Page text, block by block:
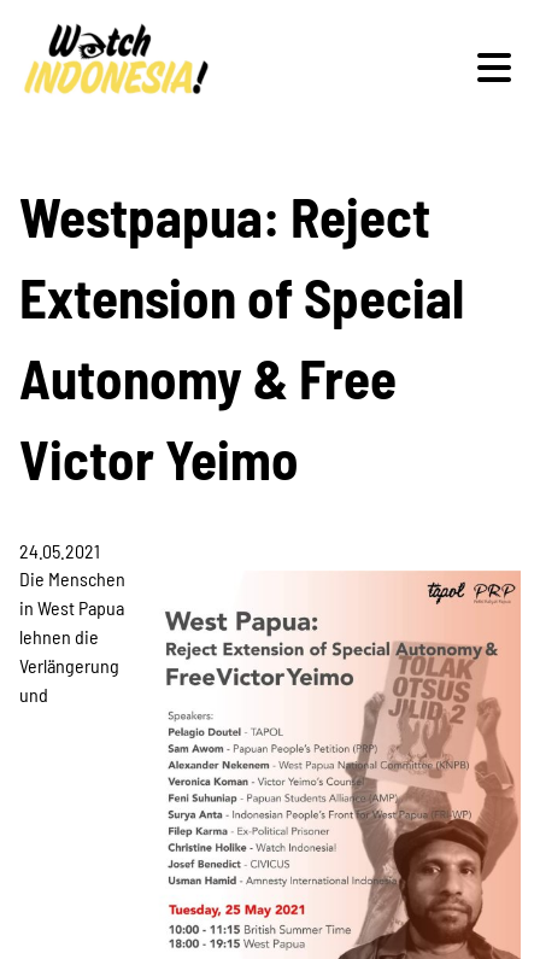
Schwerpunkte
Veranstaltungen
Publikationen
Projekte
Kampagne
Stellenangebote
Werde Mitglied
Westpapua: Reject
Extension of Special
Autonomy & Free
Victor Yeimo
24.05.2021
Die Menschen
in West Papua
lehnen die
Verlängerung
und